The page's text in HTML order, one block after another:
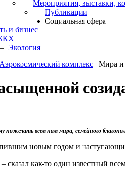
— Мероприятия, выставки,
— Публикации
Cоциальная сфера
и бизнес
Экология
Аэрокосмический комплекс | Мира и
пожелать всем нам мира, семейного
новым годом и
сказал как-то один известный